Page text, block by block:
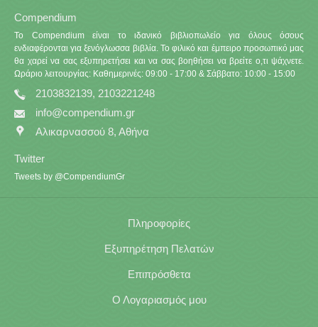
Compendium
Το Compendium είναι το ιδανικό βιβλιοπωλείο για όλους όσους
ενδιαφέρονται για ξενόγλωσσα βιβλία. Το φιλικό και έμπειρο προσωπικό μας
θα χαρεί να σας εξυπηρετήσει και να σας βοηθήσει να βρείτε ο,τι ψάχνετε.
Ωράριο λειτουργίας: Καθημερινές: 09:00 - 17:00 & Σάββατο: 10:00 - 15:00
2103832139, 2103221248
info@compendium.gr
Αλικαρνασσού 8, Αθήνα
Twitter
Tweets by @CompendiumGr
Πληροφορίες
Εξυπηρέτηση Πελατών
Επιπρόσθετα
Ο Λογαριασμός μου